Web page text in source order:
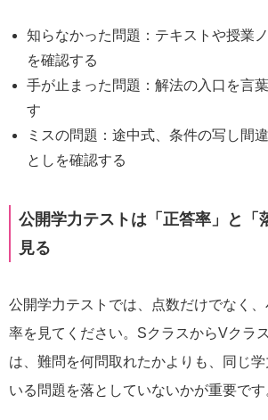
知らなかった問題：テキストや授業
を確認する
手が止まった問題：解法の入口を言
す
ミスの問題：途中式、条件の写し間
としを確認する
公開学力テストは「正答率」と「
見る
公開学力テストでは、点数だけでなく
率を見てください。SクラスからVクラ
は、難問を何問取れたかよりも、同じ
いる問題を落としていないかが重要です